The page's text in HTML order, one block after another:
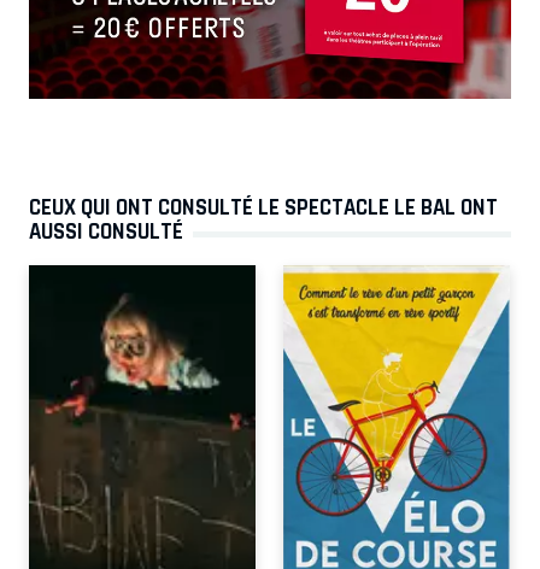
CEUX QUI ONT CONSULTÉ LE SPECTACLE LE BAL ONT
AUSSI CONSULTÉ